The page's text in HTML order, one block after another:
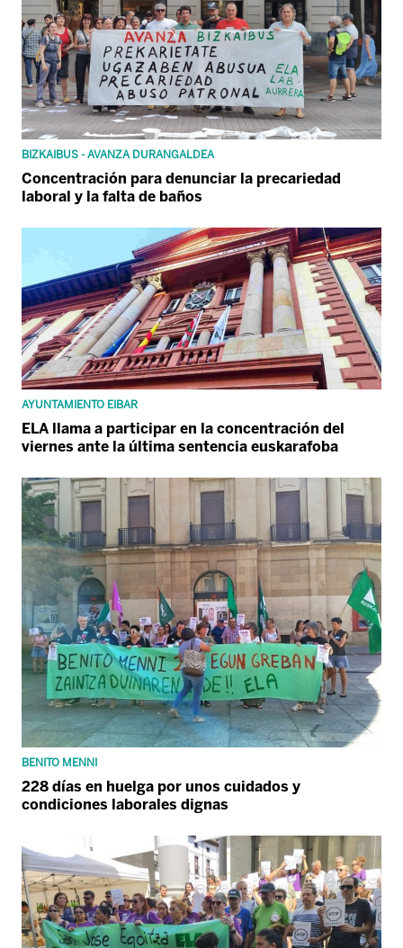
BIZKAIBUS - AVANZA DURANGALDEA
Concentración para denunciar la precariedad
laboral y la falta de baños
AYUNTAMIENTO EIBAR
ELA llama a participar en la concentración del
viernes ante la última sentencia euskarafoba
BENITO MENNI
228 días en huelga por unos cuidados y
condiciones laborales dignas